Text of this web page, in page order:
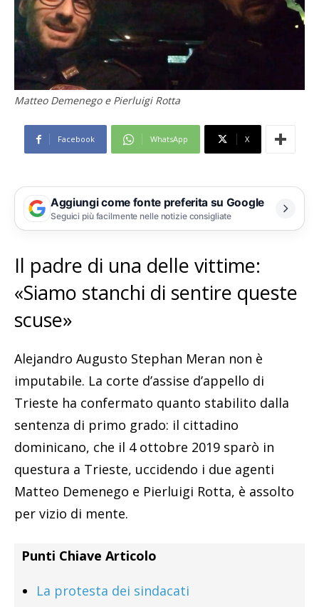
Matteo Demenego e Pierluigi Rotta
Facebook WhatsApp X
Aggiungi come fonte preferita su Google
Seguici più facilmente nelle notizie consigliate
Il padre di una delle vittime:
«Siamo stanchi di sentire queste
scuse»
Alejandro Augusto Stephan Meran non è
imputabile. La corte d’assise d’appello di
Trieste ha confermato quanto stabilito dalla
sentenza di primo grado: il cittadino
dominicano, che il 4 ottobre 2019 sparò in
questura a Trieste, uccidendo i due agenti
Matteo Demenego e Pierluigi Rotta, è assolto
per vizio di mente.
Punti Chiave Articolo
La protesta dei sindacati